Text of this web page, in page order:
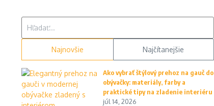
Najnovšie Najčítanejšie
Ako vybrať štýlový prehoz na gauč do
obývačky: materiály, farby a
praktické tipy na zladenie interiéru
júl 14, 2026